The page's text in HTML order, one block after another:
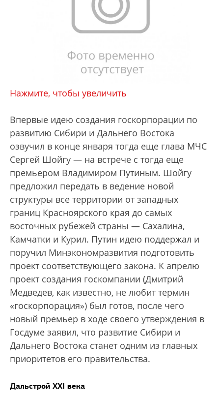
Нажмите, чтобы увеличить
Впервые идею создания госкорпорации по
развитию Сибири и Дальнего Востока
озвучил в конце января тогда еще глава МЧС
Сергей Шойгу — на встрече с тогда еще
премьером Владимиром Путиным. Шойгу
предложил передать в ведение новой
структуры все территории от западных
границ Красноярского края до самых
восточных рубежей страны — Сахалина,
Камчатки и Курил. Путин идею поддержал и
поручил Минэкономразвития подготовить
проект соответствующего закона. К апрелю
проект создания госкомпании (Дмитрий
Медведев, как известно, не любит термин
«госкорпорация») был готов, после чего
новый премьер в ходе своего утверждения в
Госдуме заявил, что развитие Сибири и
Дальнего Востока станет одним из главных
приоритетов его правительства.
Дальстрой XXI века